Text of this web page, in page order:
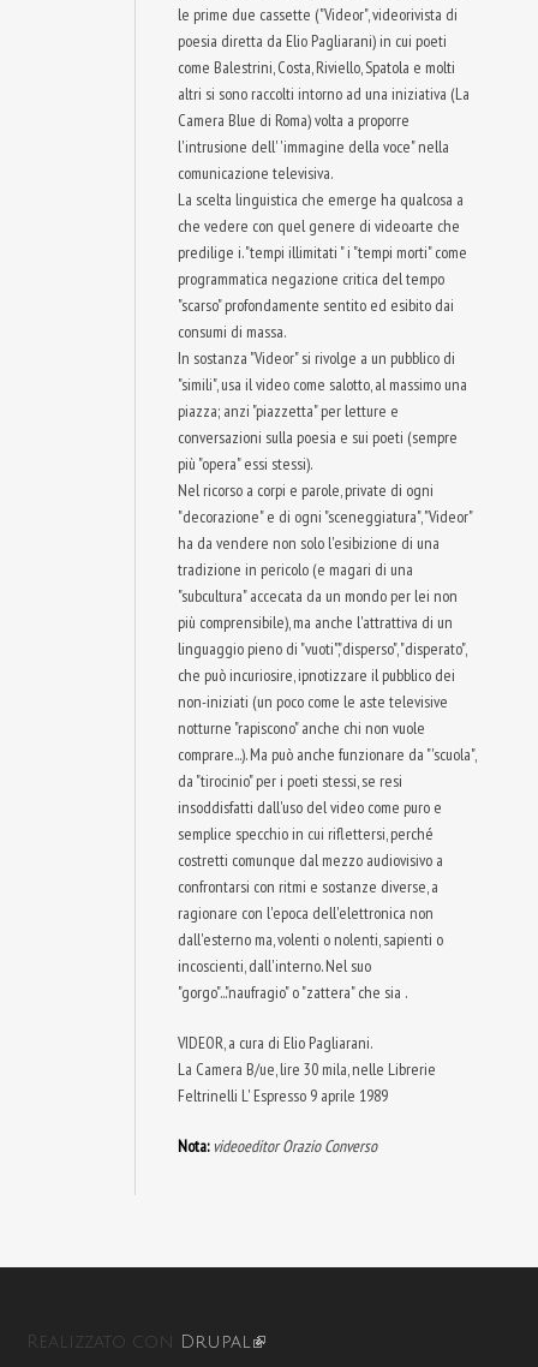
le prime due cassette ("Videor", videorivista di
poesia diretta da Elio Pagliarani) in cui poeti
come Balestrini, Costa, Riviello, Spatola e molti
altri si sono raccolti intorno ad una iniziativa (La
Camera Blue di Roma) volta a proporre
l'intrusione dell' 'immagine della voce" nella
comunicazione televisiva.
La scelta linguistica che emerge ha qualcosa a
che vedere con quel genere di videoarte che
predilige i. "tempi illimitati " i "tempi morti" come
programmatica negazione critica del tempo
"scarso" profondamente sentito ed esibito dai
consumi di massa.
In sostanza "Videor" si rivolge a un pubblico di
"simili", usa il video come salotto, al massimo una
piazza; anzi "piazzetta" per letture e
conversazioni sulla poesia e sui poeti (sempre
più "opera" essi stessi).
Nel ricorso a corpi e parole, private di ogni
"decorazione" e di ogni "sceneggiatura", "Videor"
ha da vendere non solo l'esibizione di una
tradizione in pericolo (e magari di una
"subcultura" accecata da un mondo per lei non
più comprensibile), ma anche l'attrattiva di un
linguaggio pieno di "vuoti","disperso", "disperato",
che può incuriosire, ipnotizzare il pubblico dei
non-iniziati (un poco come le aste televisive
notturne "rapiscono" anche chi non vuole
comprare...). Ma può anche funzionare da "'scuola",
da "tirocinio" per i poeti stessi, se resi
insoddisfatti dall'uso del video come puro e
semplice specchio in cui riflettersi, perché
costretti comunque dal mezzo audiovisivo a
confrontarsi con ritmi e sostanze diverse, a
ragionare con l'epoca dell'elettronica non
dall'esterno ma, volenti o nolenti, sapienti o
incoscienti, dall'interno. Nel suo
"gorgo"..."naufragio" o "zattera" che sia .
VIDEOR, a cura di Elio Pagliarani.
La Camera B/ue, lire 30 mila, nelle Librerie
Feltrinelli L' Espresso 9 aprile 1989
Nota:videoeditor Orazio Converso
Realizzato con Drupal (link is external)